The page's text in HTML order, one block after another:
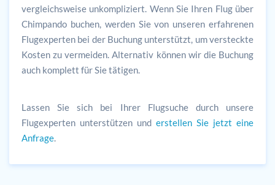
vergleichsweise unkompliziert. Wenn Sie Ihren Flug über
Chimpando buchen, werden Sie von unseren erfahrenen
Flugexperten bei der Buchung unterstützt, um versteckte
Kosten zu vermeiden. Alternativ können wir die Buchung
auch komplett für Sie tätigen.
Lassen Sie sich bei Ihrer Flugsuche durch unsere
Flugexperten unterstützen und erstellen Sie jetzt eine
Anfrage.